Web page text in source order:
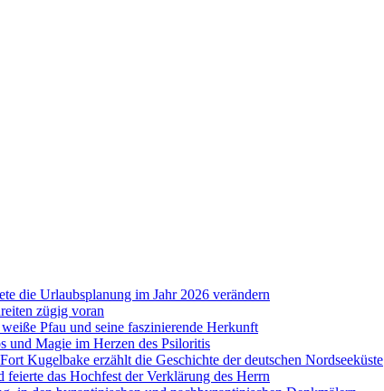
die Urlaubsplanung im Jahr 2026 verändern
zügig voran
Pfau und seine faszinierende Herkunft
und Magie im Herzen des Psiloritis
Kugelbake erzählt die Geschichte der deutschen Nordseeküste
das Hochfest der Verklärung des Herrn